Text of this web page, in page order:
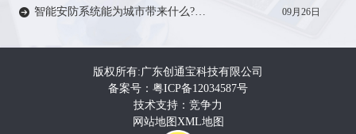
09月26日
版权所有:广东创通宝科技有限公司
备案号：粤ICP备12034587号
技术支持：竞争力
网站地图 XML地图